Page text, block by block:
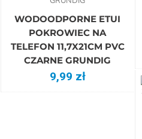
WODOODPORNE ETUI
POKROWIEC NA
TELEFON 11,7X21CM PVC
CZARNE GRUNDIG
9,99 zł